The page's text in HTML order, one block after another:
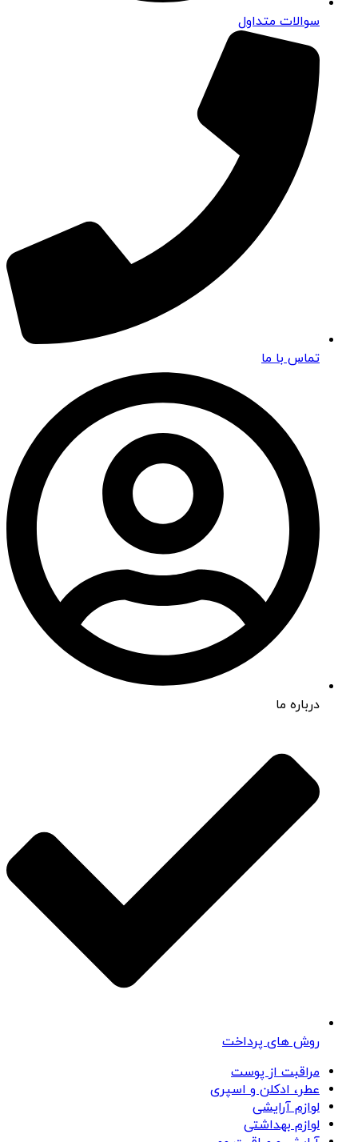
سوالات متداول
تماس با ما
درباره ما
روش های پرداخت
مراقبت از پوست
عطر، ادکلن و اسپری
لوازم آرایشی
لوازم بهداشتی